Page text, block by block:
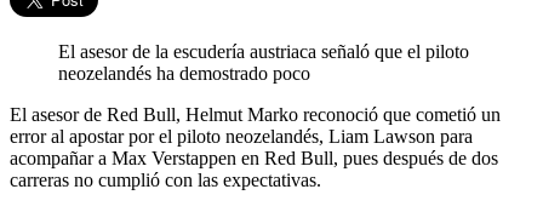
El asesor de la escudería austriaca señaló que el piloto
neozelandés ha demostrado poco
El asesor de Red Bull, Helmut Marko reconoció que cometió un
error al apostar por el piloto neozelandés, Liam Lawson para
acompañar a Max Verstappen en Red Bull, pues después de dos
carreras no cumplió con las expectativas.